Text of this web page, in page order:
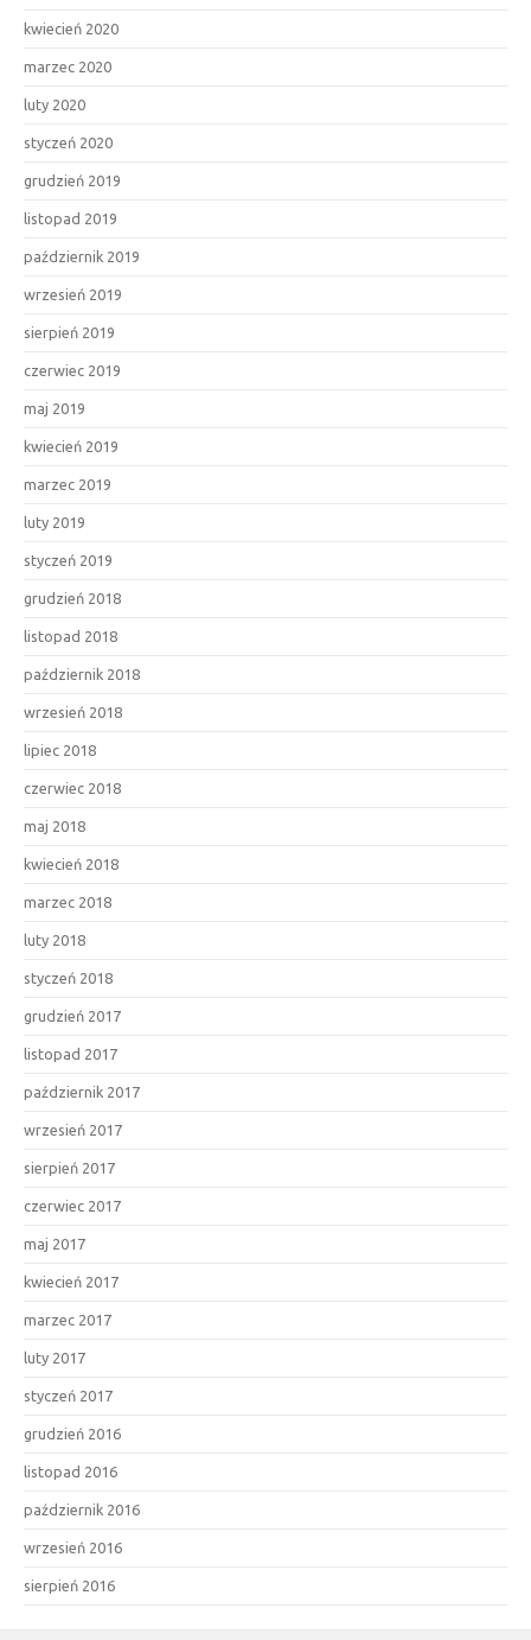
kwiecień 2020
marzec 2020
luty 2020
styczeń 2020
grudzień 2019
listopad 2019
październik 2019
wrzesień 2019
sierpień 2019
czerwiec 2019
maj 2019
kwiecień 2019
marzec 2019
luty 2019
styczeń 2019
grudzień 2018
listopad 2018
październik 2018
wrzesień 2018
lipiec 2018
czerwiec 2018
maj 2018
kwiecień 2018
marzec 2018
luty 2018
styczeń 2018
grudzień 2017
listopad 2017
październik 2017
wrzesień 2017
sierpień 2017
czerwiec 2017
maj 2017
kwiecień 2017
marzec 2017
luty 2017
styczeń 2017
grudzień 2016
listopad 2016
październik 2016
wrzesień 2016
sierpień 2016